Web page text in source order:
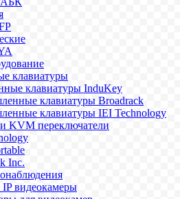
клавиатуры
клавиатуры InduKey
клавиатуры Broadrack
клавиатуры IEI Technology
KVM переключатели
Inc.
видеокамеры